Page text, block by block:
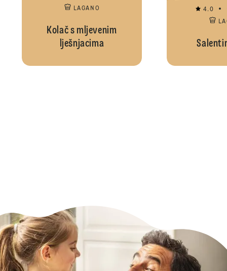
LAGANO
Kolač s mljevenim
lješnjacima
4.0